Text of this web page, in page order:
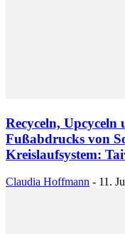
Recyceln,
Fußabdrucks von
Kreislaufsystem:
Claudia Hoffmann - 11.